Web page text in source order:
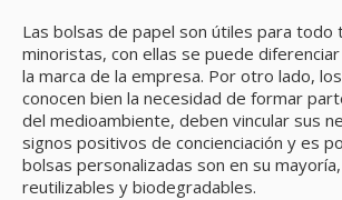
Las bolsas de papel son útiles para todo
minoristas, con ellas se puede
la marca de la empresa. Por otro lado,
conocen bien la necesidad de formar
del medioambiente, deben vincular sus
signos positivos de concienciación y es
bolsas personalizadas son en su
reutilizables y biodegradables.